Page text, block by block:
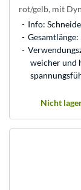
rot/gelb, mit
Info:
weicher und
Nicht